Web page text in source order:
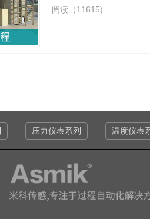
阅读（11615)
压力仪表系列 温度仪表